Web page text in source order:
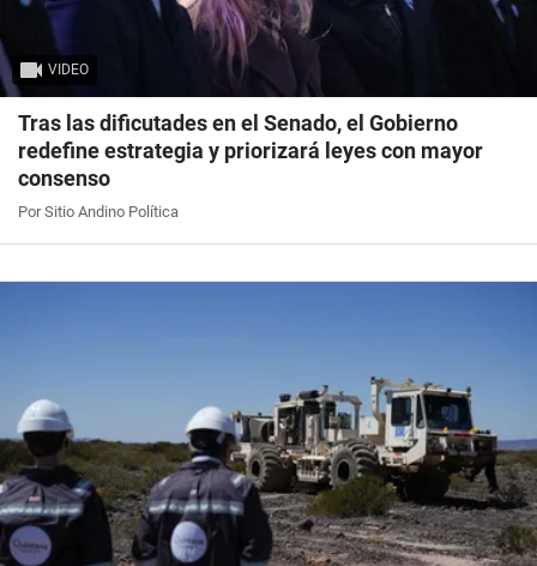
VIDEO
Tras las dificutades en el Senado, el Gobierno
redefine estrategia y priorizará leyes con mayor
consenso
Por Sitio Andino Política